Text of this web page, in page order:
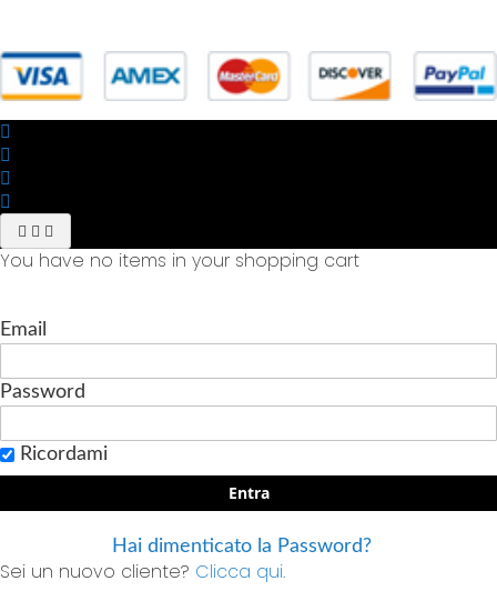
You have no items in your shopping cart
Email
Password
Ricordami
Entra
Hai dimenticato la Password?
Sei un nuovo cliente? Clicca qui.